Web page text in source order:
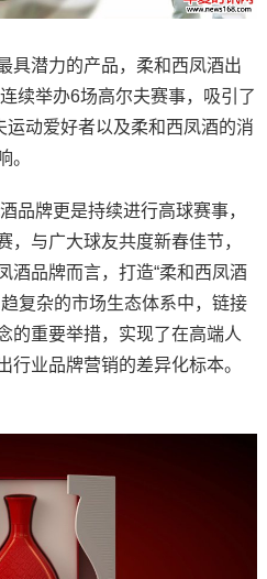
具潜力的产品，柔和西凤酒出
续举办6场高尔夫赛事，吸引了
动爱好者以及柔和西凤酒的消
。
品牌更是持续进行高球赛事，
，与广大球友共度新春佳节，
酒品牌而言，打造“柔和西凤酒
复杂的市场生态体系中，链接
的重要举措，实现了在高端人
行业品牌营销的差异化标本。